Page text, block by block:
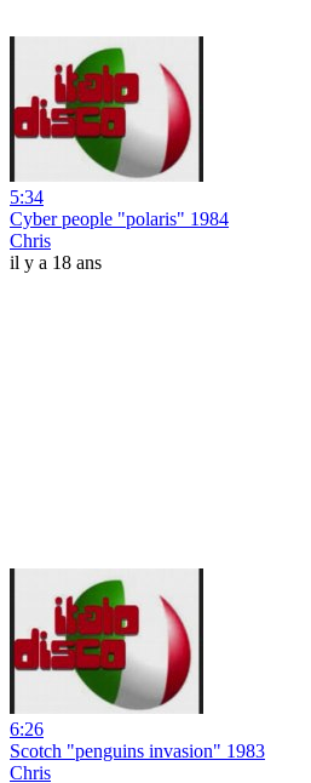
5:34
Cyber people "polaris" 1984
Chris
il y a 18 ans
6:26
Scotch "penguins invasion" 1983
Chris